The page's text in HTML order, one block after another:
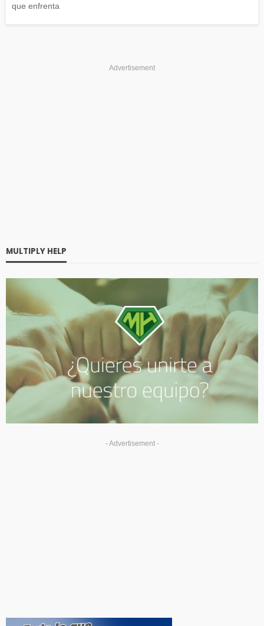
que enfrenta
Advertisement
MULTIPLY HELP
- Advertisement -